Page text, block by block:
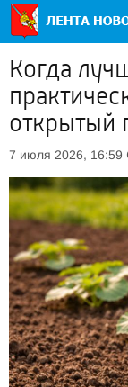
Когда
открытый
7 июля 2026, 16:59